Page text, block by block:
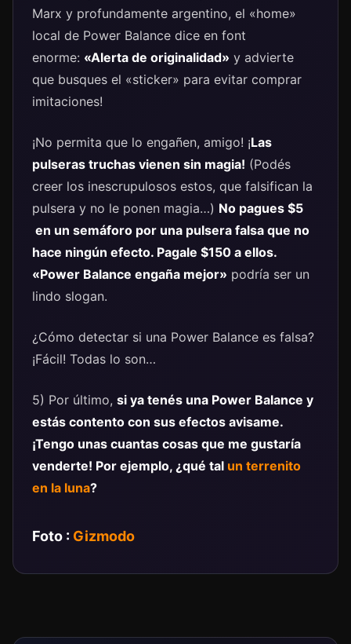
Marx y profundamente argentino, el «home»
local de Power Balance dice en font
enorme: «Alerta de originalidad» y advierte
que busques el «sticker» para evitar comprar
imitaciones!
¡No permita que lo engañen, amigo! ¡Las
pulseras truchas vienen sin magia! (Podés
creer los inescrupulosos estos, que falsifican la
pulsera y no le ponen magia…) No pagues $5
en un semáforo por una pulsera falsa que no
hace ningún efecto. Pagale $150 a ellos.
«Power Balance engaña mejor» podría ser un
lindo slogan.
¿Cómo detectar si una Power Balance es falsa?
¡Fácil! Todas lo son…
5) Por último, si ya tenés una Power Balance y
estás contento con sus efectos avisame.
¡Tengo unas cuantas cosas que me gustaría
venderte! Por ejemplo, ¿qué tal un terrenito
en la luna?
Foto : Gizmodo